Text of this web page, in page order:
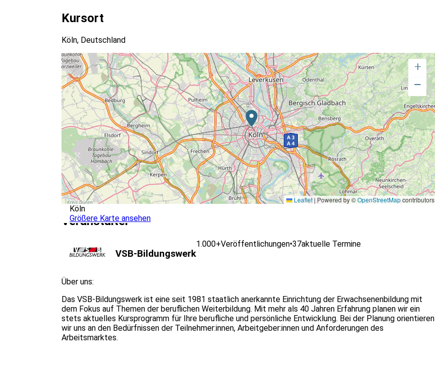
Kursort
Köln, Deutschland
+
−
Leaflet| Powered by ©OpenStreetMapcontributors
Köln
Größere Karte ansehen
Veranstalter
VSB-Bildungswerk
1.000+Veröffentlichungen•37aktuelle Termine
Über uns:
Das VSB-Bildungswerk ist eine seit 1981 staatlich anerkannte Einrichtung der Erwachsenenbildung mit
dem Fokus auf Themen der beruflichen Weiterbildung. Mit mehr als 40 Jahren Erfahrung planen wir ein
stets aktuelles Kursprogramm für Ihre berufliche und persönliche Entwicklung. Bei der Planung orientieren
wir uns an den Bedürfnissen der Teilnehmer:innen, Arbeitgeber:innen und Anforderungen des
Arbeitsmarktes.